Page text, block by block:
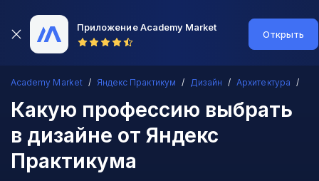
Приложение Academy Market
Открыть
Academy Market Яндекс Практикум Дизайн Архитектура
Какую профессию выбрать
в дизайне от Яндекс
Практикума